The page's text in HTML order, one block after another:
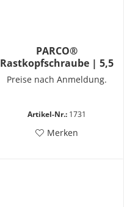
PARCO®
Rastkopfschraube | 5,5
x 24mm | Bohrspitze |
Kunststofffenster
Preise nach Anmeldung.
Artikel-Nr.:1731
Merken